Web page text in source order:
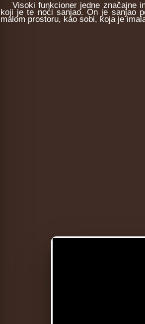
Visoki funkcioner jedne značajne
koji je te noći sanjao. On je sanjao
malom prostoru, kao sobi, koja je